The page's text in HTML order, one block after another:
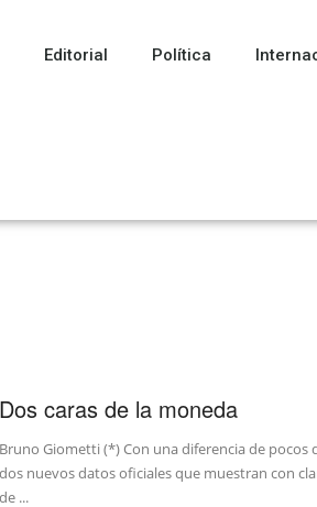
Editorial Política
Dos caras de la moneda
Bruno Giometti (*) Con una diferencia de pocos
dos nuevos datos oficiales que muestran con
de ...